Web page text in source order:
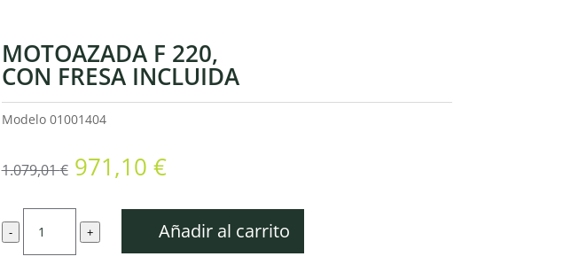
MOTOAZADA F 220,
CON FRESA INCLUIDA
Modelo 01001404
1.079,01€ El
precio
original
era:
1.079,01 €.
971,10 €El
actual
es:
971,10 €.
-
Motoazada
+ Añadir al carrito